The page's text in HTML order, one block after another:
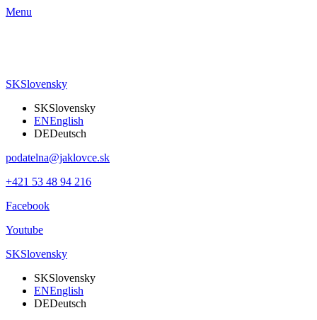
Menu
SKSlovensky
SKSlovensky
ENEnglish
DEDeutsch
podatelna@jaklovce.sk
+421 53 48 94 216
Facebook
Youtube
SKSlovensky
SKSlovensky
ENEnglish
DEDeutsch